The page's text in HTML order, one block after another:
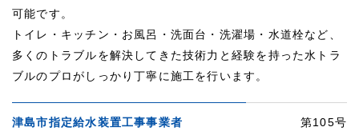
可能です。
トイレ・キッチン・お風呂・洗面台・洗濯場・水道栓など、
多くのトラブルを解決してきた技術力と経験を持った水トラ
ブルのプロがしっかり丁寧に施工を行います。
津島市指定給水装置工事事業者 第105号